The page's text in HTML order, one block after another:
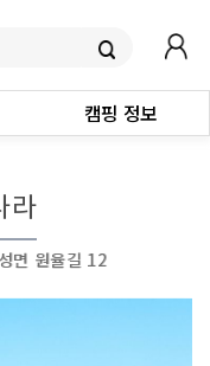
캠핑 정보
라
면 원율길 12